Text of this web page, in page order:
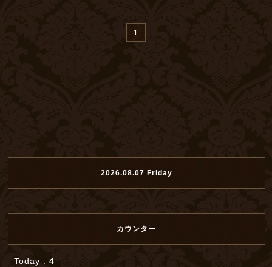
1
2026.08.07 Friday
カウンター
Today :4